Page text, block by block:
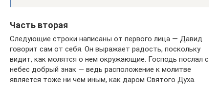
Часть вторая
Следующие строки написаны от первого лица — Давид
говорит сам от себя. Он выражает радость, поскольку
видит, как молятся о нем окружающие. Господь послал с
небес добрый знак — ведь расположение к молитве
является тоже ни чем иным, как даром Святого Духа.